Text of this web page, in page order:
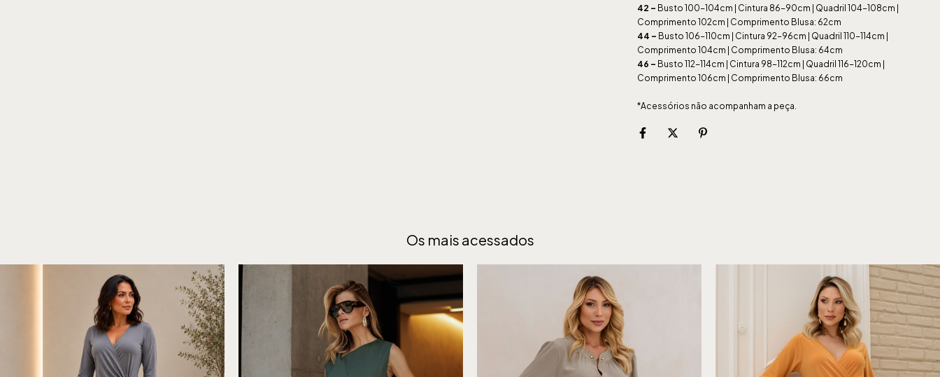
42 – Busto 100-104cm | Cintura 86-90cm | Quadril 104-108cm |
Comprimento 102cm | Comprimento Blusa: 62cm
44 – Busto 106-110cm | Cintura 92-96cm | Quadril 110-114cm |
Comprimento 104cm | Comprimento Blusa: 64cm
46 – Busto 112-114cm | Cintura 98-112cm | Quadril 116-120cm |
Comprimento 106cm | Comprimento Blusa: 66cm
*Acessórios não acompanham a peça.
Os mais acessados